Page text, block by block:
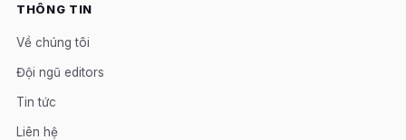
THÔNG TIN
Về chúng tôi
Đội ngũ editors
Tin tức
Liên hệ